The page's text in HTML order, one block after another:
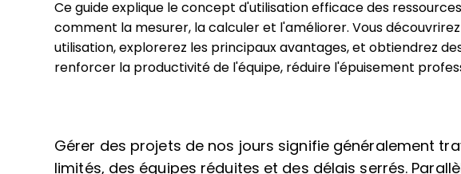
Ce guide explique le concept d'utilisation efficace des
comment la mesurer, la calculer et l'améliorer. Vous
utilisation, explorerez les principaux avantages, et obtiendrez
renforcer la productivité de l'équipe, réduire l'épuisement
Gérer des projets de nos jours signifie généralement
limités, des équipes réduites et des délais serrés.